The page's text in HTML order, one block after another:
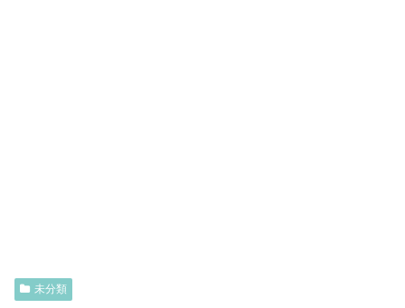
未分類